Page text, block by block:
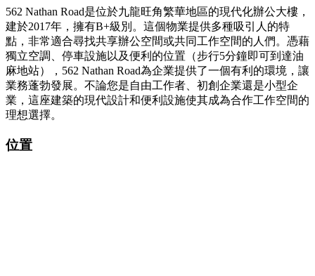
562 Nathan Road是位於九龍旺角繁華地區的現代化辦公大樓，
建於2017年，擁有B+級別。這個物業提供多種吸引人的特
點，非常適合尋找共享辦公空間或共同工作空間的人們。憑藉
獨立空調、停車設施以及便利的位置（步行5分鐘即可到達油
麻地站），562 Nathan Road為企業提供了一個有利的環境，讓
業務蓬勃發展。不論您是自由工作者、初創企業還是小型企
業，這座建築的現代設計和便利設施使其成為合作工作空間的
理想選擇。
位置